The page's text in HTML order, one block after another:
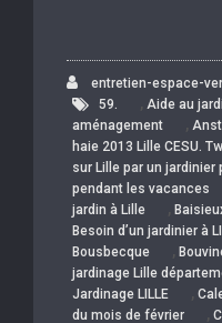
entretien-espace-
59.
, Aide au
aménagement ,
haie 2013 Lille CESU.
sur Lille par un
pendant les vacances
jardin à Lille
,
Besoin d’un jardinier à
Bousbecque ,
jardinage Lille
Jardinage LILLE
,
du mois de février
,